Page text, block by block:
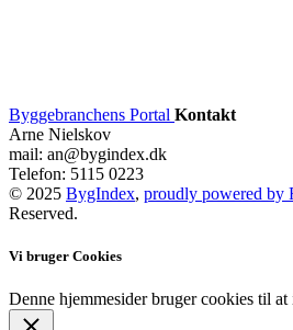
Byggebranchens Portal Kontakt
Arne Nielskov
mail: an@bygindex.dk
Telefon: 5115 0223
© 2025 BygIndex, proudly powered by
Reserved.
Vi bruger Cookies
Denne hjemmesider bruger cookies til at